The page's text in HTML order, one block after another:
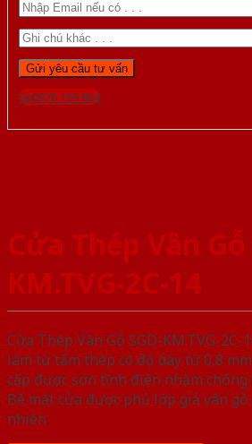
Gọi 0976.169.864
Cửa Thép Vân Gỗ
KM.TVG-2C-14
Cửa Thép Vân Gỗ SGD-KM.TVG-
làm từ tấm thép có độ dày từ 0,8
cấp được sơn tĩnh điện nhằm chống
Bề mặt cửa được phủ lớp giả vân
nhiên